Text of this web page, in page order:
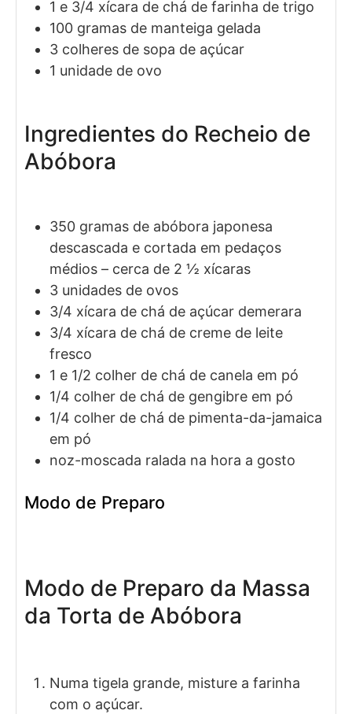
1 e 3/4 xícara de chá de farinha de trigo
100 gramas de manteiga gelada
3 colheres de sopa de açúcar
1 unidade de ovo
Ingredientes do Recheio de
Abóbora
350 gramas de abóbora japonesa
descascada e cortada em pedaços
médios – cerca de 2 ½ xícaras
3 unidades de ovos
3/4 xícara de chá de açúcar demerara
3/4 xícara de chá de creme de leite
fresco
1 e 1/2 colher de chá de canela em pó
1/4 colher de chá de gengibre em pó
1/4 colher de chá de pimenta-da-jamaica
em pó
noz-moscada ralada na hora a gosto
Modo de Preparo
Modo de Preparo da Massa
da Torta de Abóbora
Numa tigela grande, misture a farinha
com o açúcar.